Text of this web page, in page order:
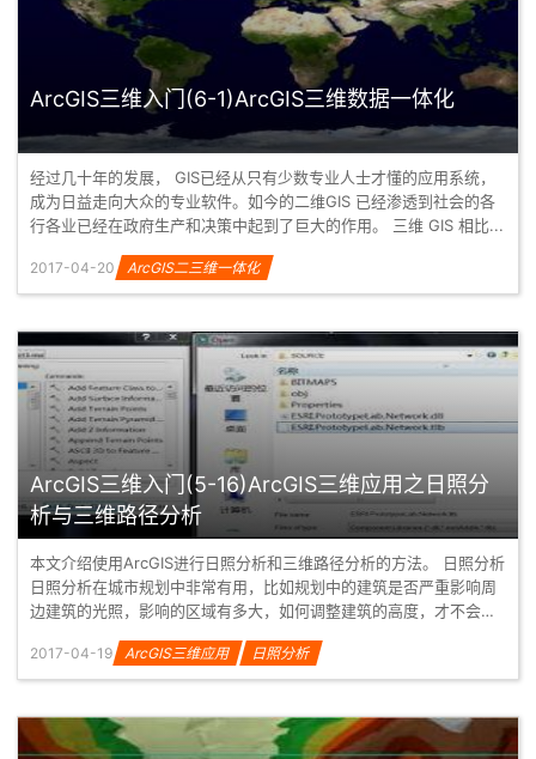
ArcGIS三维入门(6-1)ArcGIS三维数据一体化
经过几十年的发展， GIS已经从只有少数专业人士才懂的应用系统，
成为日益走向大众的专业软件。如今的二维GIS 已经渗透到社会的各
行各业已经在政府生产和决策中起到了巨大的作用。 三维 GIS 相比...
2017-04-20 ArcGIS二三维一体化
ArcGIS三维入门(5-16)ArcGIS三维应用之日照分
析与三维路径分析
本文介绍使用ArcGIS进行日照分析和三维路径分析的方法。 日照分析
日照分析在城市规划中非常有用，比如规划中的建筑是否严重影响周
边建筑的光照，影响的区域有多大，如何调整建筑的高度，才不会影
2017-04-19 ArcGIS三维应用 日照分析